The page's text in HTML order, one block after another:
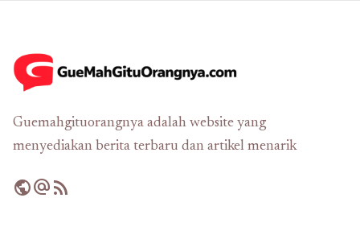
Guemahgituorangnya adalah website yang
menyediakan berita terbaru dan artikel menarik
publicalternate_emailrss_feed